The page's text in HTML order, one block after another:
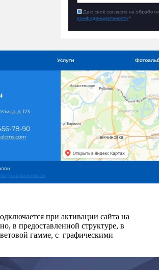
при активации сайта на
в предоставленной структуре, в
гамме, с графическими